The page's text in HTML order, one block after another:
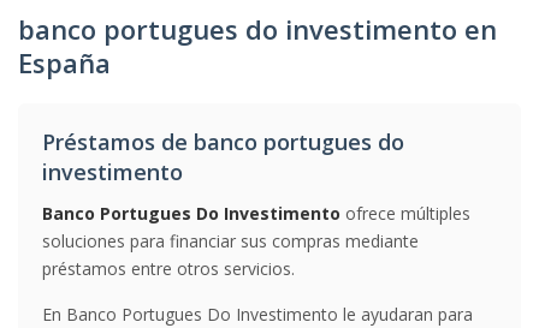
banco portugues do investimento en
España
Préstamos de banco portugues do
investimento
Banco Portugues Do Investimento ofrece múltiples
soluciones para financiar sus compras mediante
préstamos entre otros servicios.
En Banco Portugues Do Investimento le ayudaran para